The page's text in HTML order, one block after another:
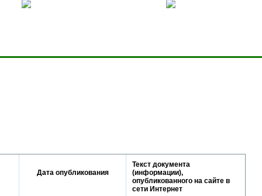
Дата опубликования
Текст документа
(информации),
опубликованного на сайте в
сети Интернет